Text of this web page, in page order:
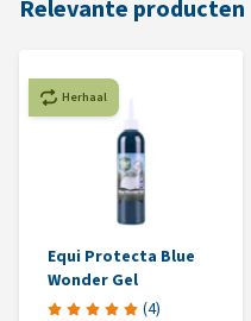
Relevante producten
Herhaal
Equi Protecta Blue
Wonder Gel
(4)